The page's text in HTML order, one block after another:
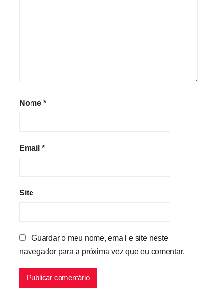
Nome *
Email *
Site
Guardar o meu nome, email e site neste
navegador para a próxima vez que eu comentar.